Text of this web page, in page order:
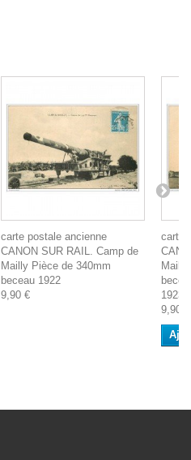
carte postale ancienne
CANON SUR RAIL. Camp de
Mailly Pièce de 340mm
beceau 1922
9,90 €
carte
1923
9,90 €